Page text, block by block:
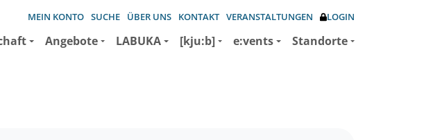
MEIN KONTO SUCHE ÜBER UNS KONTAKT VERANSTALTUNGEN LOGIN
Angebote LABUKA [kju:b] e:vents Standorte